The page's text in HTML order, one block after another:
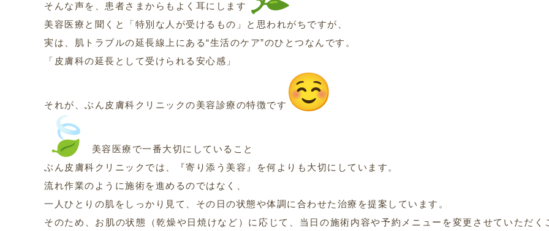
そんな声を、患者さまからもよく耳にします
美容医療と聞くと「特別な人が受けるもの」と思われがちですが、
実は、肌トラブルの延長線上にある“生活のケア”のひとつなんです。
「皮膚科の延長として受けられる安心感」
それが、ぶん皮膚科クリニックの美容診療の特徴です
美容医療で一番大切にしていること
ぶん皮膚科クリニックでは、『寄り添う美容』を何よりも大切にしています。
流れ作業のように施術を進めるのではなく、
一人ひとりの肌をしっかり見て、その日の状態や体調に合わせた治療を提案しています。
そのため、お肌の状態（乾燥や日焼けなど）に応じて、当日の施術内容や予約メニューを変更させていただく